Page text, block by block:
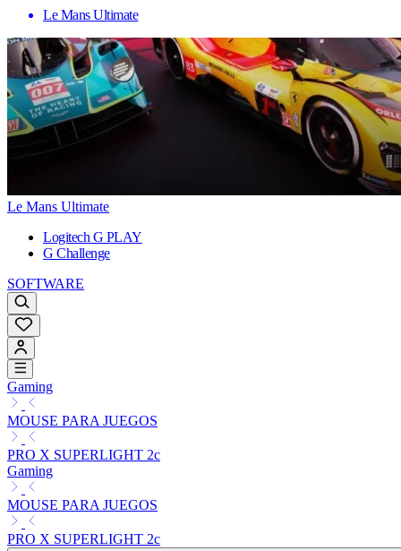
Le Mans Ultimate
Le Mans Ultimate
Logitech G PLAY
G Challenge
SOFTWARE
Gaming
MOUSE PARA JUEGOS
PRO X SUPERLIGHT 2c
Gaming
MOUSE PARA JUEGOS
PRO X SUPERLIGHT 2c